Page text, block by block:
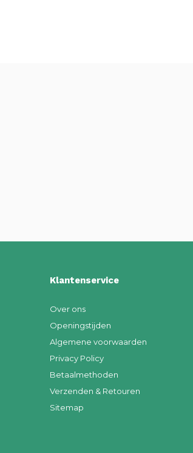
Klantenservice
Over ons
Openingstijden
Algemene voorwaarden
Privacy Policy
Betaalmethoden
Verzenden & Retouren
Sitemap